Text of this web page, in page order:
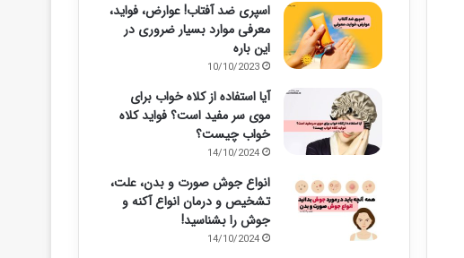
اسپری ضد آفتاب! عوارض، فواید،
معرفی موارد بسیار ضروری در
این باره
10/10/2023
آیا استفاده از کلاه خواب برای
موی سر مفید است؟ فواید کلاه
خواب چیست؟
14/10/2024
انواع جوش صورت و بدن، علت،
تشخیص و درمان انواع آکنه و
جوش را بشناسید!
14/10/2024